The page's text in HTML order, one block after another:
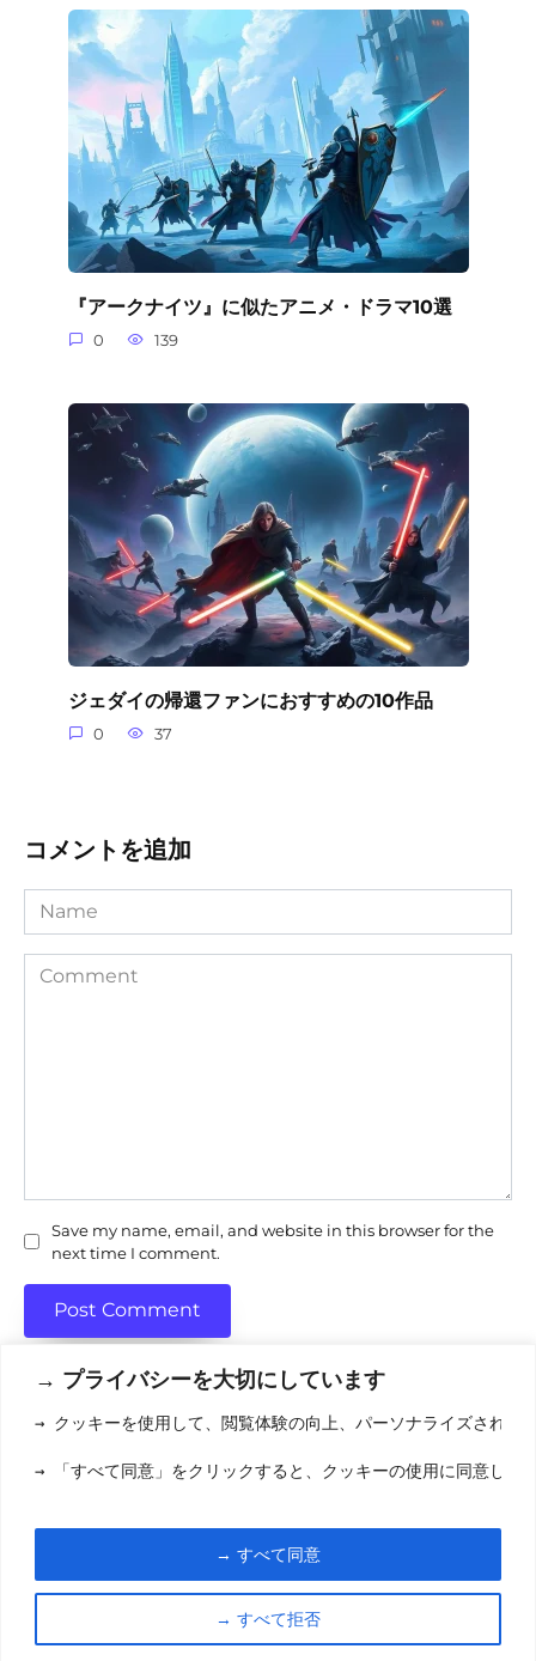
→ プライバシーを大切にしています
→ クッキーを使用して、閲覧体験の向上、パーソナライズされた
→ 「すべて同意」をクリックすると、クッキーの使用に同意した
→ すべて拒否
→ すべて同意
『アークナイツ』に似たアニメ・ドラマ10選
0 139
ジェダイの帰還ファンにおすすめの10作品
0 37
コメントを追加
Name
Comment
Save my name, email, and website in this browser for the
next time I comment.
利用規約(りようきやく
© 2026 eigamori.com